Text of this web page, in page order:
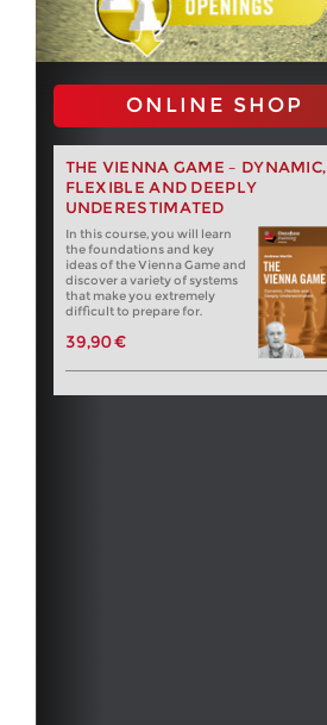
ONLINE SHOP
THE VIENNA GAME – DYNAMIC,
FLEXIBLE AND DEEPLY
UNDERESTIMATED
In this course, you will learn
the foundations and key
ideas of the Vienna Game and
discover a variety of systems
that make you extremely
difficult to prepare for.
39,90 €